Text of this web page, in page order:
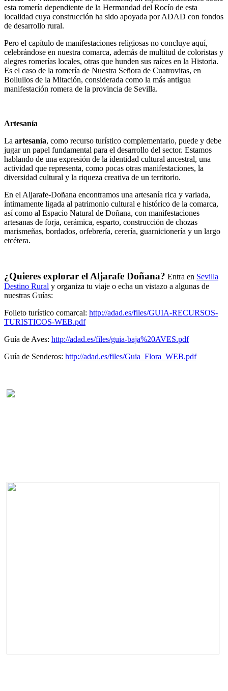
esta romería dependiente de la Hermandad del Rocío de esta
localidad cuya construcción ha sido apoyada por ADAD con fondos
de desarrollo rural.
Pero el capítulo de manifestaciones religiosas no concluye aquí,
celebrándose en nuestra comarca, además de multitud de coloristas y
alegres romerías locales, otras que hunden sus raíces en la Historia.
Es el caso de la romería de Nuestra Señora de Cuatrovitas, en
Bollullos de la Mitación, considerada como la más antigua
manifestación romera de la provincia de Sevilla.
Artesanía
La artesanía, como recurso turístico complementario, puede y debe
jugar un papel fundamental para el desarrollo del sector. Estamos
hablando de una expresión de la identidad cultural ancestral, una
actividad que representa, como pocas otras manifestaciones, la
diversidad cultural y la riqueza creativa de un territorio.
En el Aljarafe-Doñana encontramos una artesanía rica y variada,
íntimamente ligada al patrimonio cultural e histórico de la comarca,
así como al Espacio Natural de Doñana, con manifestaciones
artesanas de forja, cerámica, esparto, construcción de chozas
marismeñas, bordados, orfebrería, cerería, guarnicionería y un largo
etcétera.
¿Quieres explorar el Aljarafe Doñana? Entra en Sevilla
Destino Rural y organiza tu viaje o echa un vistazo a algunas de
nuestras Guías:
Folleto turístico comarcal: http://adad.es/files/GUIA-RECURSOS-
TURISTICOS-WEB.pdf
Guía de Aves: http://adad.es/files/guia-baja%20AVES.pdf
Guía de Senderos: http://adad.es/files/Guia_Flora_WEB.pdf